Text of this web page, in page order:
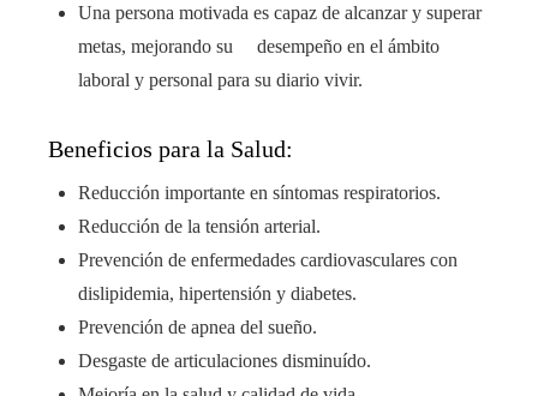
Una persona motivada es capaz de alcanzar y superar
metas, mejorando su desempeño en el ámbito
laboral y personal para su diario vivir.
Beneficios para la Salud:
Reducción importante en síntomas respiratorios.
Reducción de la tensión arterial.
Prevención de enfermedades cardiovasculares con
dislipidemia, hipertensión y diabetes.
Prevención de apnea del sueño.
Desgaste de articulaciones disminuído.